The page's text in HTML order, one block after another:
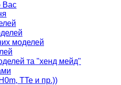
Вас
моделей
та "хенд мейд"
TTe и пр.))